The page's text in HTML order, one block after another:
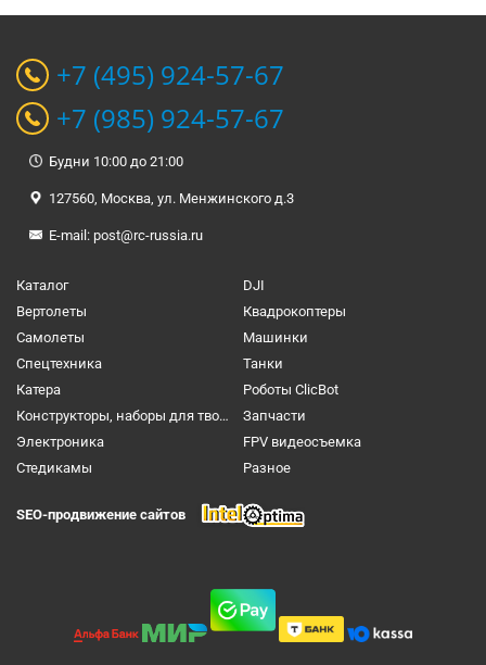
+7 (495) 924-57-67
+7 (985) 924-57-67
Будни 10:00 до 21:00
127560, Москва, ул. Менжинского д.3
E-mail: post@rc-russia.ru
Каталог
DJI
Вертолеты
Квадрокоптеры
Самолеты
Машинки
Спецтехника
Танки
Катера
Роботы ClicBot
Конструкторы, наборы для творчества и настольные игры
Запчасти
Электроника
FPV видеосъемка
Cтедикамы
Разное
SEO-продвижение сайтов